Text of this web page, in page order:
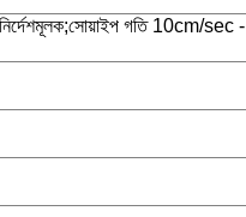
গতি 10cm/sec -